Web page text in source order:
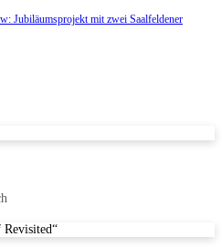
Jubiläumsprojekt mit zwei Saalfeldener